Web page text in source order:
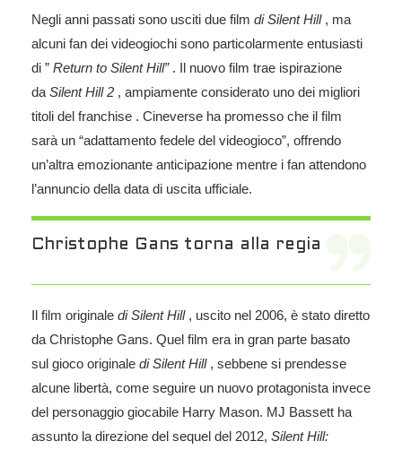
Negli anni passati sono usciti due film di Silent Hill, ma
alcuni fan dei videogiochi sono particolarmente entusiasti
di ” Return to Silent Hill”. Il nuovo film trae ispirazione
da Silent Hill 2 , ampiamente considerato uno dei migliori
titoli del franchise . Cineverse ha promesso che il film
sarà un “adattamento fedele del videogioco”, offrendo
un’altra emozionante anticipazione mentre i fan attendono
l’annuncio della data di uscita ufficiale.
Christophe Gans torna alla regia
Il film originale di Silent Hill, uscito nel 2006, è stato diretto
da Christophe Gans. Quel film era in gran parte basato
sul gioco originale di Silent Hill, sebbene si prendesse
alcune libertà, come seguire un nuovo protagonista invece
del personaggio giocabile Harry Mason. MJ Bassett ha
assunto la direzione del sequel del 2012, Silent Hill: